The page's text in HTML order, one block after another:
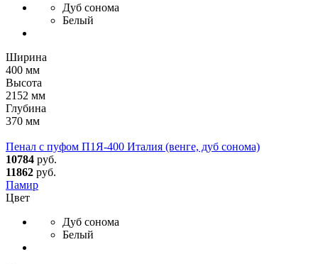
Дуб сонома
Белый
Ширина
400 мм
Высота
2152 мм
Глубина
370 мм
Пенал с пуфом П1Я-400 Италия (венге, дуб сонома)
10784 руб.
11862 руб.
Памир
Цвет
Дуб сонома
Белый